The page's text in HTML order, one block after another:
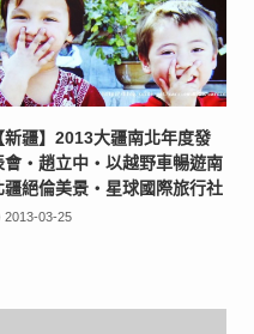
新疆】2013大疆南北年度發
會‧趙立中‧以越野車暢遊南
疆絕倫美景‧星球國際旅行社
2013-03-25